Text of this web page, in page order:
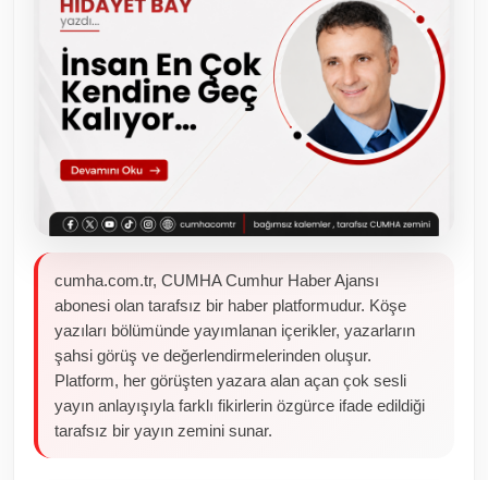
Sivil Toplum Kuruluşları
Kamu Kurumları ve Üst Kurullar
Resmi Reklamlar
cumha.com.tr, CUMHA Cumhur Haber Ajansı
abonesi olan tarafsız bir haber platformudur. Köşe
yazıları bölümünde yayımlanan içerikler, yazarların
şahsi görüş ve değerlendirmelerinden oluşur.
Platform, her görüşten yazara alan açan çok sesli
yayın anlayışıyla farklı fikirlerin özgürce ifade edildiği
tarafsız bir yayın zemini sunar.